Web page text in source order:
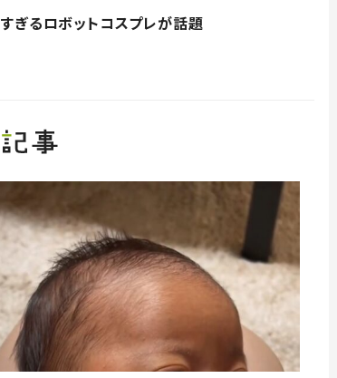
るロボットコスプレが話題